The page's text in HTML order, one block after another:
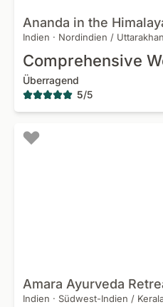
Ananda in the
Indien · Nordindien /
Comprehensive
Überragend
5/5
Amara Ayurveda
Indien · Südwest-Indien /